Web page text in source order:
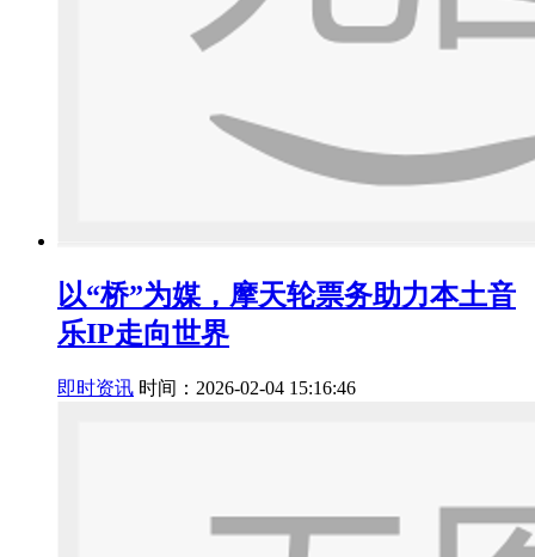
以“桥”为媒，摩天轮票务助力本土音
乐IP走向世界
即时资讯 时间：2026-02-04 15:16:46